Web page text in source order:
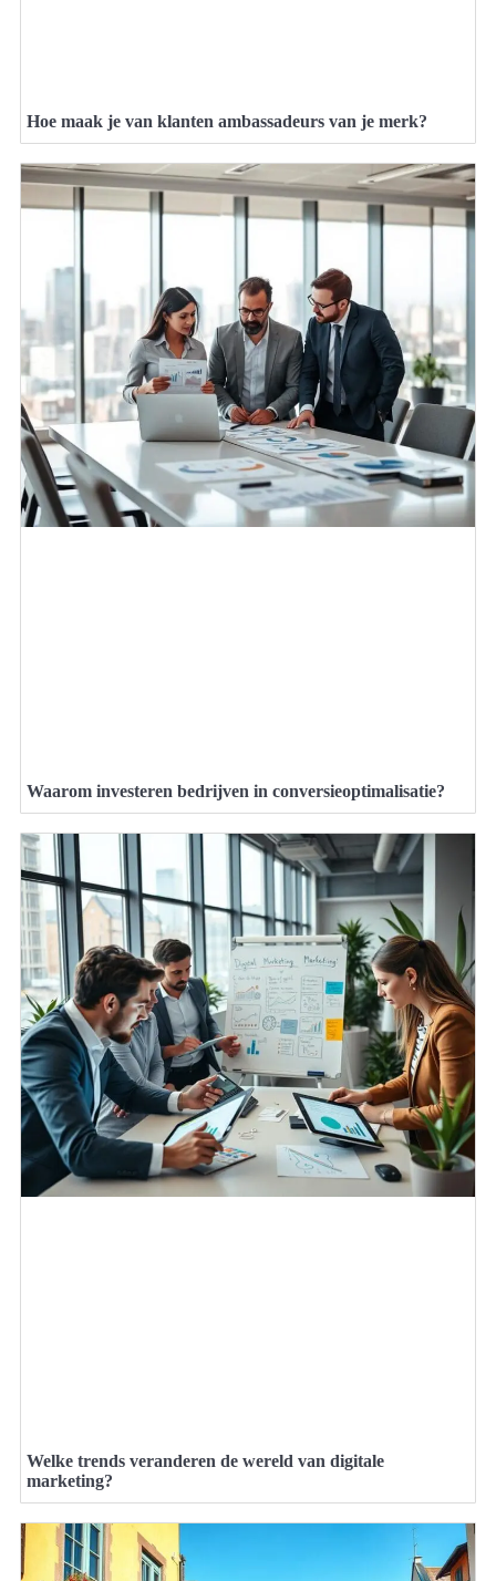
Hoe maak je van klanten ambassadeurs van je merk?
Waarom investeren bedrijven in conversieoptimalisatie?
Welke trends veranderen de wereld van digitale
marketing?